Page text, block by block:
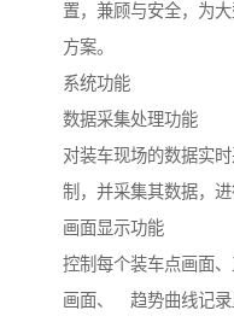
置，兼顾与安全，为
方案。
系统功能
数据采集处理功能
对装车现场的数据实
制，并采集其数据，进
画面显示功能
控制每个装车点画面
画面、 趋势曲线记录